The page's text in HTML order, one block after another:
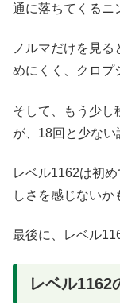
通に落ちてくるニ
ノルマだけを見
めにくく、クロプ
そして、もう少し
が、18回と少ない
レベル1162は初
しさを感じないか
最後に、レベル
レベル1162